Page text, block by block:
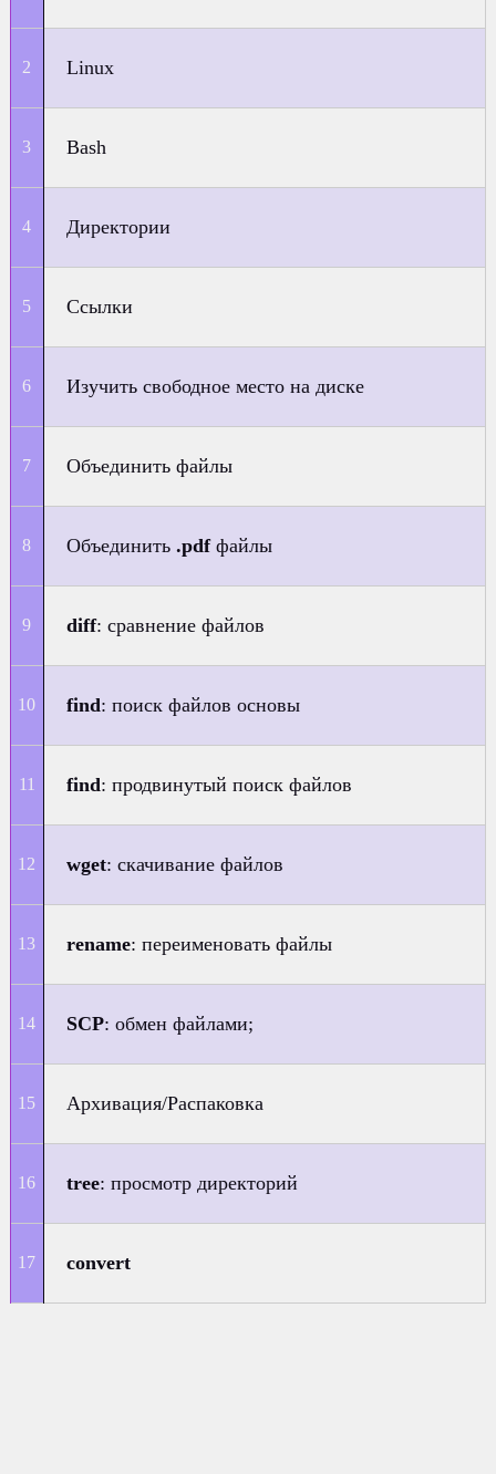
Linux
Bash
Директории
Ссылки
Изучить свободное место на диске
Объединить файлы
Объединить.pdfфайлы
diff: сравнение файлов
find: поиск файлов основы
find: продвинутый поиск файлов
wget: скачивание файлов
rename: переименовать файлы
SCP: обмен файлами;
Архивация/Распаковка
tree: просмотр директорий
convert